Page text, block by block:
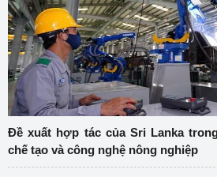
Đề xuất hợp tác của Sri Lanka
chế tạo và công nghệ nông nghiệp